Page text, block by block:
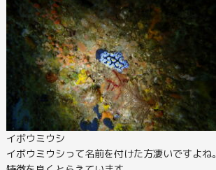
イボウミウシ
イボウミウシって名前を付けた方凄いですよね。